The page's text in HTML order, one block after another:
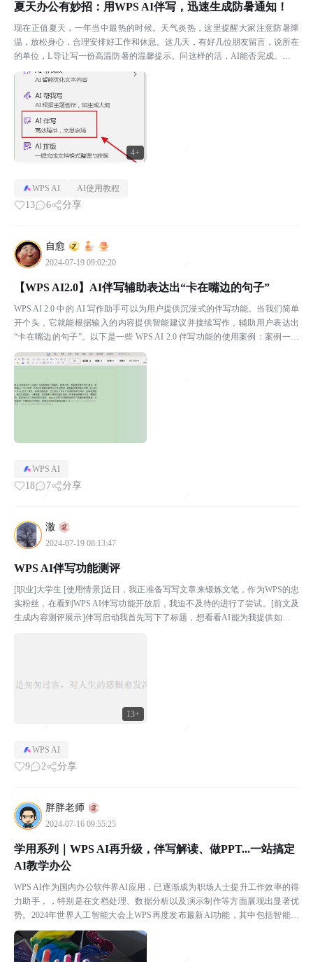
4+
夏天办公有妙招：用WPS AI伴写，迅速生成防暑通知！
现在正值夏天，一年当中最热的时候。天气炎热，这里提醒大家注意防暑降
温，放松身心，合理安排好工作和休息。这几天，有好几位朋友留言，说所在
的单位，L导让写一份高温防暑的温馨提示。问这样的活，AI能否完成。估计
也是天气热，大家都想偷懒了。AI时代，合理利用工具提...
WPS AI AI使用教程
13 6 分享
自愈
2024-07-19 09:02:20
【WPS AI2.0】AI伴写辅助表达出“卡在嘴边的句子”
WPS AI 2.0 中的 AI 写作助手可以为用户提供沉浸式的伴写功能。当我们简单
开个头，它就能根据输入的内容提供智能建议并接续写作，辅助用户表达出
“卡在嘴边的句子”。以下是一些 WPS AI 2.0 伴写功能的使用案例：案例一：
自媒体创作者自媒体创作者...
WPS AI
18 7 分享
澈
2024-07-19 08:13:47
13+
WPS AI伴写功能测评
[职业]大学生 [使用情景]近日，我正准备写写文章来锻炼文笔，作为WPS的忠
实粉丝，在看到WPS AI伴写功能开放后，我迫不及待的进行了尝试。[前文及
生成内容测评展示]伴写启动我首先写下了标题，想看看AI能为我提供如何的
WPS AI
9 2 分享
胖胖老师
2024-07-16 09:55:25
学用系列｜WPS AI再升级，伴写解读、做PPT...一站搞定
AI教学办公
WPS AI作为国内办公软件界AI应用，已逐渐成为职场人士提升工作效率的得
力助手，，特别是在文档处理、数据分析以及演示制作等方面展现出显著优
势。2024年世界人工智能大会上WPS再度发布最新AI功能，其中包括智能预
测文档内容进行AI伴写、自动生成根据文档内...